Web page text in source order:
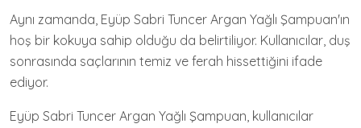
Aynı zamanda, Eyüp Sabri Tuncer Argan Yağlı Şampuan'ın
hoş bir kokuya sahip olduğu da belirtiliyor. Kullanıcılar, duş
sonrasında saçlarının temiz ve ferah hissettiğini ifade
ediyor.
Eyüp Sabri Tuncer Argan Yağlı Şampuan, kullanıcılar